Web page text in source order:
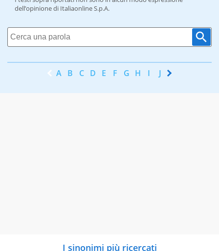
dell’opinione di Italiaonline S.p.A.
A B C D E F G H I J K
I sinonimi più ricercati